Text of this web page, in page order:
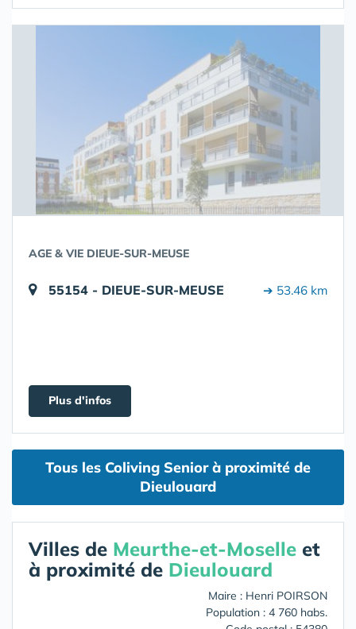
AGE & VIE DIEUE-SUR-MEUSE
55154 - DIEUE-SUR-MEUSE ➔ 53.46 km
Plus d'infos
Tous les Coliving Senior à proximité de
Dieulouard
Villes de Meurthe-et-Moselle et
à proximité de Dieulouard
Maire : Henri POIRSON
Population : 4 760 habs.